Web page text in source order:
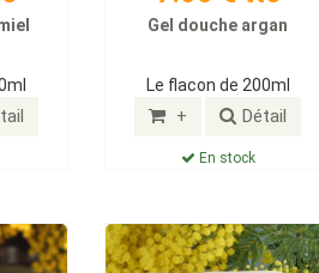
Gel douche argan
Le flacon de 200ml
+ Détail
En stock